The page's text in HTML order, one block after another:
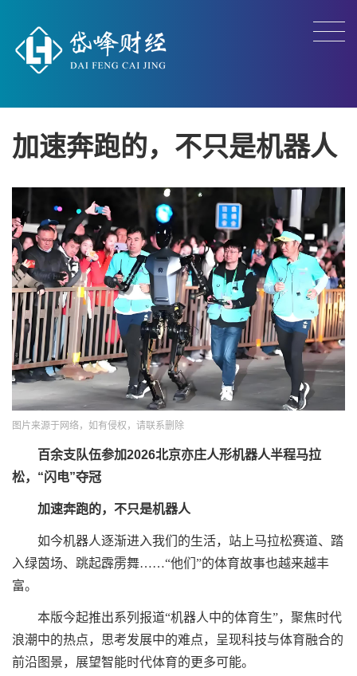
加速奔跑的，不只是机器人
图片来源于网络，如有侵权，请联系删除
百余支队伍参加2026北京亦庄人形机器人半程马拉
松，“闪电”夺冠
加速奔跑的，不只是机器人
如今机器人逐渐进入我们的生活，站上马拉松赛道、踏
入绿茵场、跳起霹雳舞……“他们”的体育故事也越来越丰
富。
本版今起推出系列报道“机器人中的体育生”，聚焦时代
浪潮中的热点，思考发展中的难点，呈现科技与体育融合的
前沿图景，展望智能时代体育的更多可能。